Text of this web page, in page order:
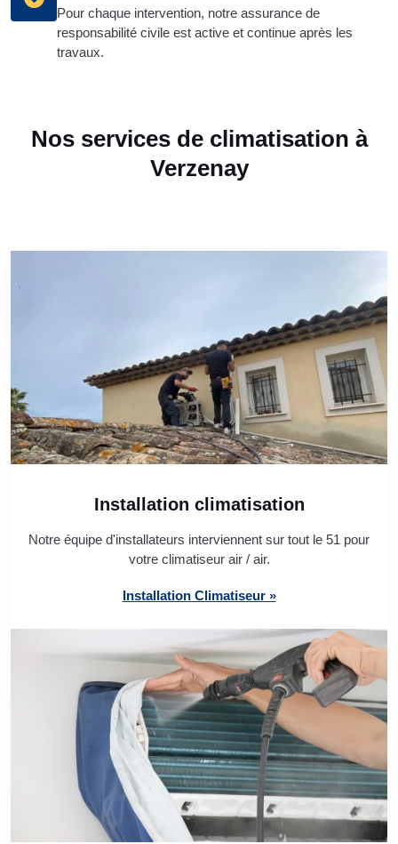
Pour chaque intervention, notre assurance de
responsabilité civile est active et continue après les
travaux.
Nos services de climatisation à
Verzenay
Installation climatisation
Notre équipe d'installateurs interviennent sur tout le 51 pour
votre climatiseur air / air.
Installation Climatiseur »